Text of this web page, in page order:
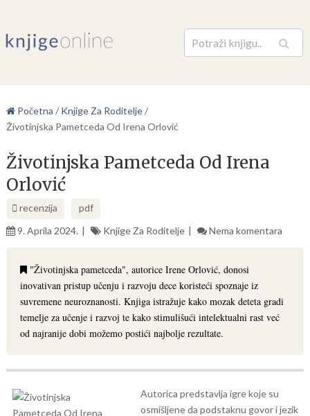
Pretraga
Početna / Knjige Za Roditelje/
Životinjska Pametceda Od Irena Orlović
Životinjska Pametceda Od Irena
Orlović
recenzija
pdf
9. Aprila 2024.
Knjige Za Roditelje Nema komentara
"Životinjska pametceda", autorice Irene Orlović, donosi
inovativan pristup učenju i razvoju dece koristeći spoznaje iz
suvremene neuroznanosti. Knjiga istražuje kako mozak deteta gradi
temelje za učenje i razvoj te kako stimulišući intelektualni rast već
od najranije dobi možemo postići najbolje rezultate.
Autorica predstavlja igre koje su
osmišljene da podstaknu govor i jezik